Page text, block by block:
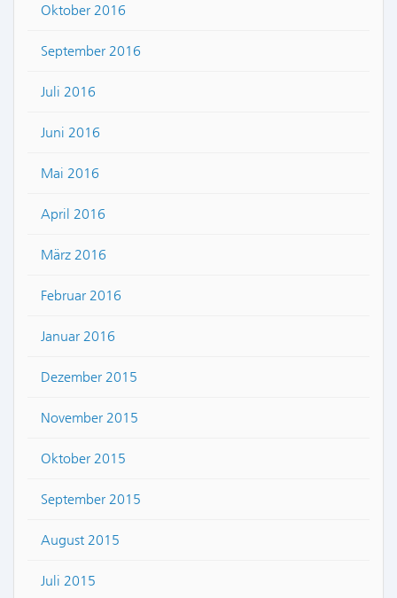
Oktober 2016
September 2016
Juli 2016
Juni 2016
Mai 2016
April 2016
März 2016
Februar 2016
Januar 2016
Dezember 2015
November 2015
Oktober 2015
September 2015
August 2015
Juli 2015